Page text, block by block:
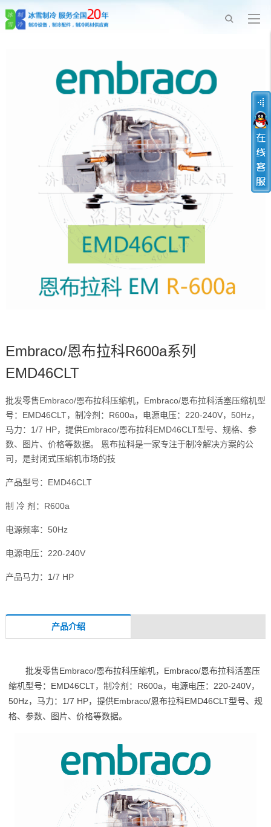
Embraco/恩布拉科R600a系列
EMD46CLT
批发零售Embraco/恩布拉科压缩机，Embraco/恩布拉科活塞压缩机型
号：EMD46CLT，制冷剂：R600a，电源电压：220-240V，50Hz，
马力：1/7 HP，提供Embraco/恩布拉科EMD46CLT型号、规格、参
数、图片、价格等数据。 恩布拉科是一家专注于制冷解决方案的公
司，是封闭式压缩机市场的技
产品型号：EMD46CLT
制 冷 剂：R600a
电源频率：50Hz
电源电压：220-240V
产品马力：1/7 HP
产品介绍
批发零售Embraco/恩布拉科压缩机，Embraco/恩布拉科活塞压
缩机型号：EMD46CLT，制冷剂：R600a，电源电压：220-240V，
50Hz，马力：1/7 HP，提供Embraco/恩布拉科EMD46CLT型号、规
格、参数、图片、价格等数据。